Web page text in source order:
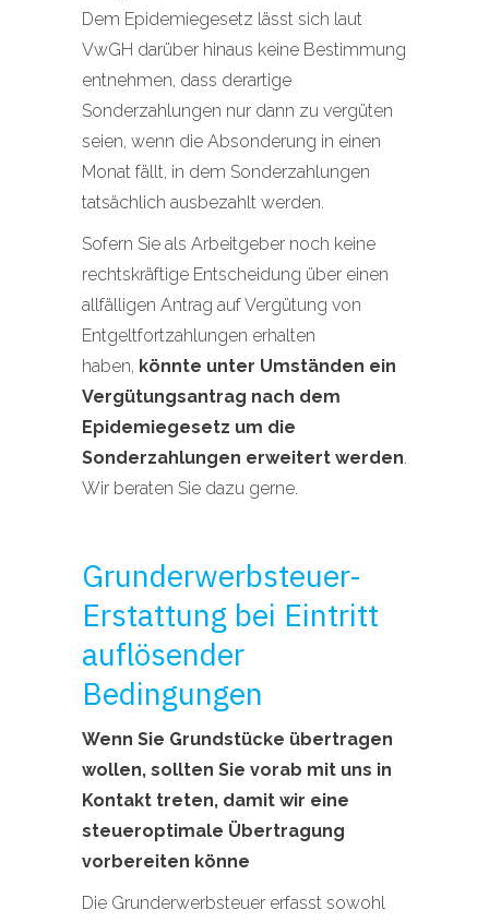
Dem Epidemiegesetz lässt sich laut
VwGH darüber hinaus keine Bestimmung
entnehmen, dass derartige
Sonderzahlungen nur dann zu vergüten
seien, wenn die Absonderung in einen
Monat fällt, in dem Sonderzahlungen
tatsächlich ausbezahlt werden.
Sofern Sie als Arbeitgeber noch keine
rechtskräftige Entscheidung über einen
allfälligen Antrag auf Vergütung von
Entgeltfortzahlungen erhalten
haben, könnte unter Umständen ein
Vergütungsantrag nach dem
Epidemiegesetz um die
Sonderzahlungen erweitert werden.
Wir beraten Sie dazu gerne.
Grunderwerbsteuer-
Erstattung bei Eintritt
auflösender
Bedingungen
Wenn Sie Grundstücke übertragen
wollen, sollten Sie vorab mit uns in
Kontakt treten, damit wir eine
steueroptimale Übertragung
vorbereiten könne
Die Grunderwerbsteuer erfasst sowohl